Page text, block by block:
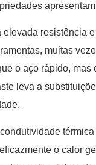
resistência
muitas
o aço rápido,
leva a
o calor